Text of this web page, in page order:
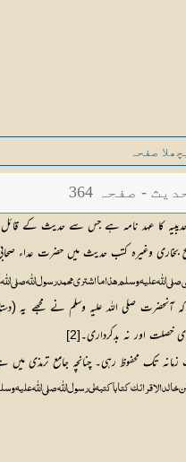
صفحہ
- صفحہ 364
کا عہد نامہ ہے جس سے حدیث کے
بخاری وغیرہ کتب حدیث میں حضرت عداء
اللّٰہ علیہ و سلم ھذا ما اشتری محمد رسول اللّٰہ صلی
کہ آنحضرت صلی اللہ علیہ وسلم نے مجھے
خصلت اور نہ بدکرداری۔[2]
تک محفوظ رہی۔ چنانچہ جامع ترمذی میں
خالد الاقرائک کتابا کتبہ لی رسول اللّٰہ صلی اللّٰہ